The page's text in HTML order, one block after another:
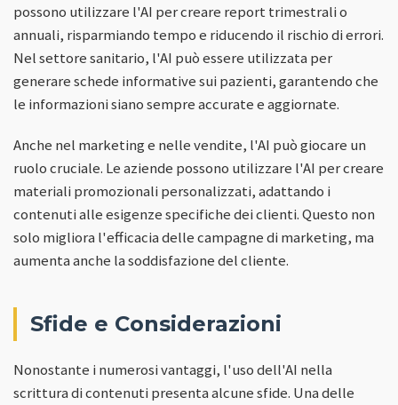
possono utilizzare l'AI per creare report trimestrali o
annuali, risparmiando tempo e riducendo il rischio di errori.
Nel settore sanitario, l'AI può essere utilizzata per
generare schede informative sui pazienti, garantendo che
le informazioni siano sempre accurate e aggiornate.
Anche nel marketing e nelle vendite, l'AI può giocare un
ruolo cruciale. Le aziende possono utilizzare l'AI per creare
materiali promozionali personalizzati, adattando i
contenuti alle esigenze specifiche dei clienti. Questo non
solo migliora l'efficacia delle campagne di marketing, ma
aumenta anche la soddisfazione del cliente.
Sfide e Considerazioni
Nonostante i numerosi vantaggi, l'uso dell'AI nella
scrittura di contenuti presenta alcune sfide. Una delle